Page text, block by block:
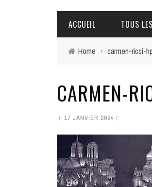
ACCUEIL TOUS
Home › carmen-ricci-hp
CARMEN-
17 JANVIER 2024